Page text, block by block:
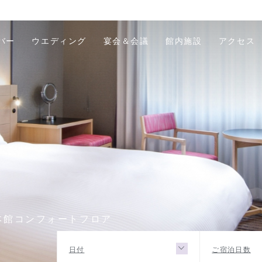
ー ウエディング 宴会＆会議 館内施設 アクセス
館コンフォートフロア
日付 ご宿泊日数